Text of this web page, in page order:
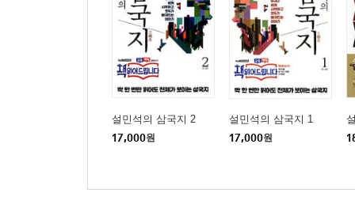
설민석의 삼국지 2
17,000원
설민석의 삼국지 1
17,000원